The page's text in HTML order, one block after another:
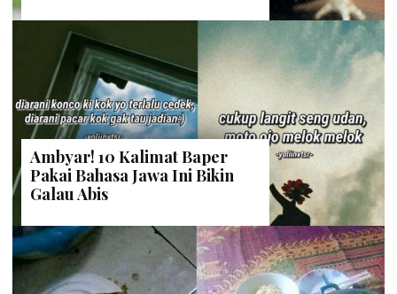
Ambyar! 10 Kalimat Baper
Pakai Bahasa Jawa Ini Bikin
Galau Abis